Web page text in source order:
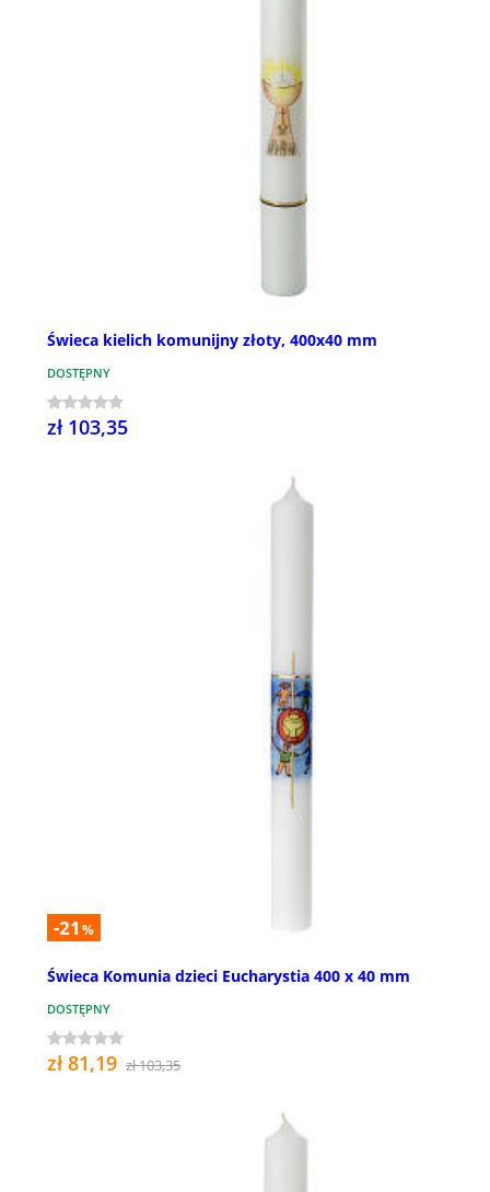
Świeca kielich komunijny złoty, 400x40 mm
DOSTĘPNY
zł 103,35
-21 %
Świeca Komunia dzieci Eucharystia 400 x 40 mm
DOSTĘPNY
zł 81,19 zł 103,35